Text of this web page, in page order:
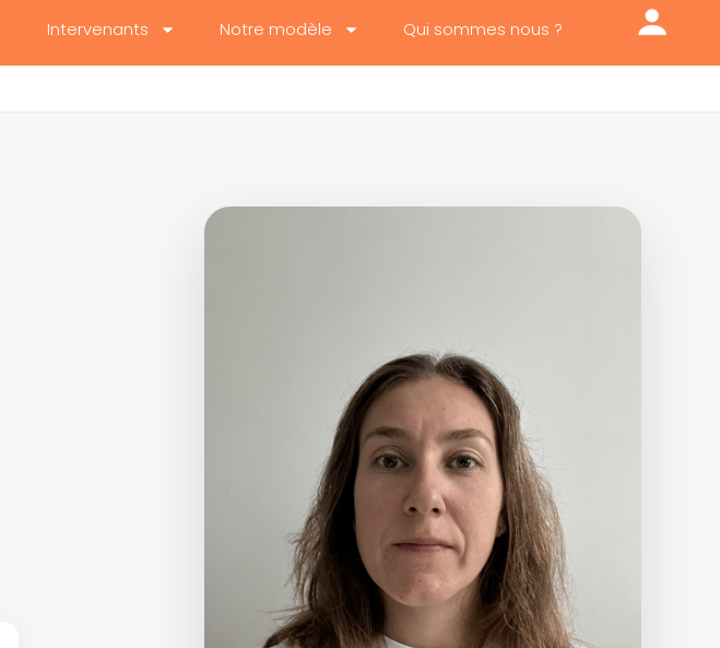
Intervenants Notre modèle Qui sommes nous ?